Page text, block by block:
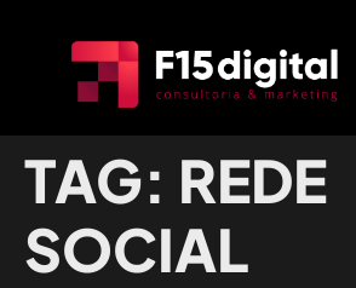
TAG: REDE
SOCIAL